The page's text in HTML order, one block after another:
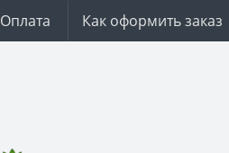
Оплата Как оформить заказ